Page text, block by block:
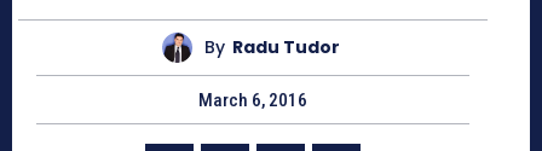
By Radu Tudor
March 6, 2016